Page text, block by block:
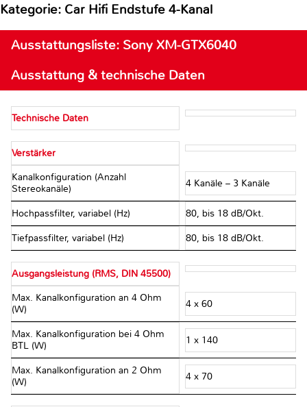
Kategorie: Car Hifi Endstufe 4-Kanal
Ausstattungsliste: Sony XM-GTX6040
Ausstattung & technische Daten
Technische Daten
Verstärker
Kanalkonfiguration (Anzahl
Stereokanäle)
4 Kanäle – 3 Kanäle
Hochpassfilter, variabel (Hz) 80, bis 18 dB/Okt.
Tiefpassfilter, variabel (Hz) 80, bis 18 dB/Okt.
Ausgangsleistung (RMS, DIN 45500)
Max. Kanalkonfiguration an 4 Ohm
(W)
4 x 60
Max. Kanalkonfiguration bei 4 Ohm
BTL (W)
1 x 140
Max. Kanalkonfiguration an 2 Ohm
(W)
4 x 70